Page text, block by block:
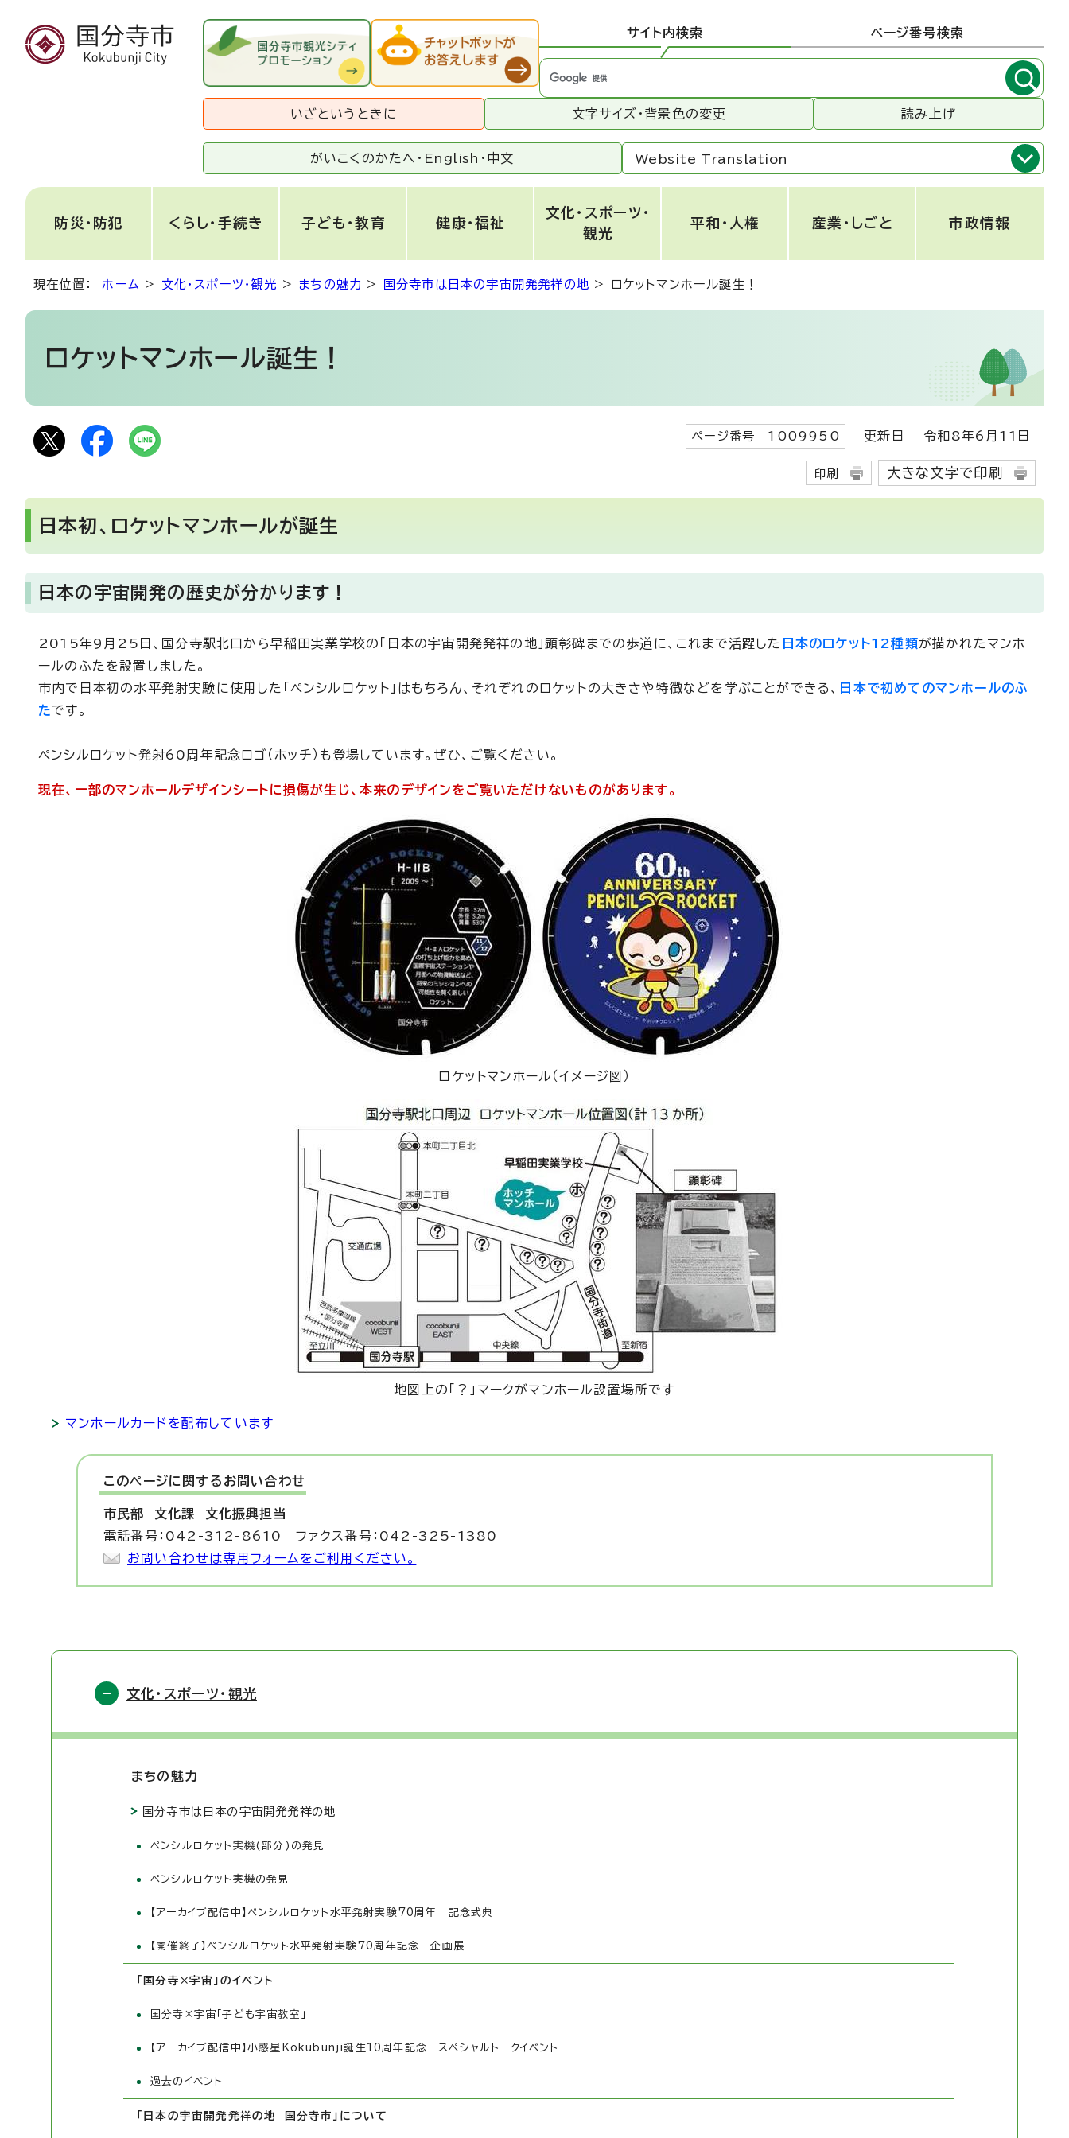
サイト内検索 ページ番号検索
いざというときに 文字サイズ・背景色の変更 読み上げ
がいこくのかたへ・ English ・ 中文 Website Translation
防災・防犯 くらし・手続き 子ども・教育 健康・福祉
文化・スポーツ・
観光
平和・人権 産業・しごと 市政情報
現在位置： ホーム > 文化・スポーツ・観光 > まちの魅力 > 国分寺市は日本の宇宙開発発祥の地 > ロケットマンホール誕生！
ロケットマンホール誕生！
ページ番号 1009950 更新日 令和8年6月11日
印刷 大きな文字で印刷
日本初、ロケットマンホールが誕生
日本の宇宙開発の歴史が分かります！
2015年9月25日、国分寺駅北口から早稲田実業学校の「日本の宇宙開発発祥の地」顕彰碑までの歩道に、これまで活躍した 日本のロケット12種類が描かれたマンホ
ールのふたを設置しました。
市内で日本初の水平発射実験に使用した「ペンシルロケット」はもちろん、それぞれのロケットの大きさや特徴などを学ぶことができる、
日本で初めてのマンホールのふ
たです。
ペンシルロケット発射60周年記念ロゴ（ホッチ）も登場しています。ぜひ、ご覧ください。
現在、一部のマンホールデザインシートに損傷が生じ、本来のデザインをご覧いただけないものがあります。
ロケットマンホール（イメージ図）
地図上の「？」マークがマンホール設置場所です
マンホールカードを配布しています
このページに関する お問い合わせ
市民部 文化課 文化振興担当
電話番号：042-312-8610 ファクス番号：042-325-1380
お問い合わせは専用フォームをご利用ください。
文化・スポーツ・観光
まちの魅力
国分寺市は日本の宇宙開発発祥の地
ペンシルロケット実機(部分)の発見
ペンシルロケット実機の発見
【アーカイブ配信中】ペンシルロケット水平発射実験70周年 記念式典
【開催終了】ペンシルロケット水平発射実験70周年記念 企画展
「国分寺×宇宙」のイベント
国分寺×宇宙「子ども宇宙教室」
【アーカイブ配信中】小惑星Kokubunji誕生10周年記念 スペシャルトークイベント
過去のイベント
「日本の宇宙開発発祥の地 国分寺市」について